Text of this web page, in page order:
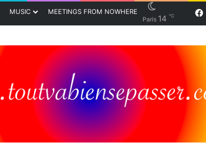
MUSIC MEETINGS FROM NOWHERE
Paris 14 ℃